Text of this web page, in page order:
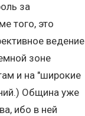
за
того, это
ведение
зоне
и на "широкие
Община уже
ибо в ней